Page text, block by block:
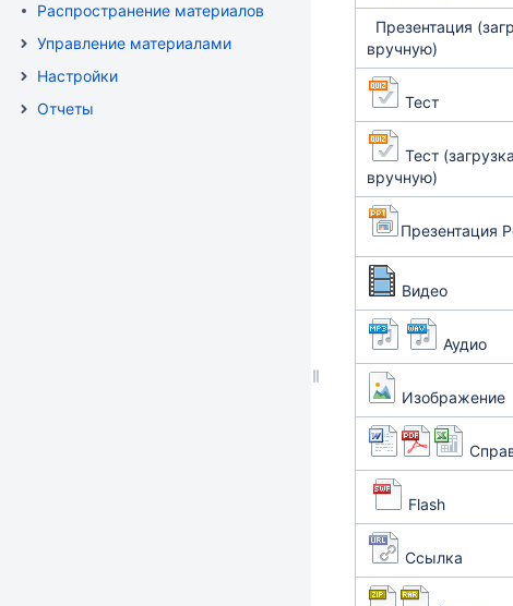
Распространение материалов
Управление материалами
Настройки
Отчеты
Презентация
вручную)
Тест
Тест
вручную)
Презентация
Видео
Аудио
Изображение
Flash
Ссылка